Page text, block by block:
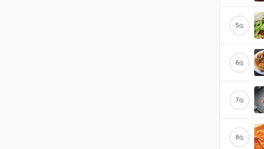
5位
6位
7位
8位